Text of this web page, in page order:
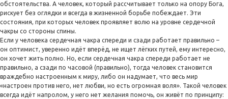
обстоятельства. А человек, который рассчитывает только на опору Бога,
рискует без оглядки и всегда в жизненной борьбе побеждает. Эти
состояния, при которых человек проявляет волю на уровне сердечной
чакры со стороны спины.
Если у человека сердечная чакра спереди и сзади работает правильно –
он оптимист, уверенно идёт вперёд, не ищет лёгких путей, ему интересно,
он хочет жить полно. Но, если сердечная чакра спереди работает не
правильно, а сзади по часовой (правильно), тогда человек становится
враждебно настроенным к миру, либо он надумает, что весь мир
«настроен против него, нет любви, но есть огромная воля». Такой человек
всегда идёт напролом, у него нет желания помочь, он живёт по принципу: